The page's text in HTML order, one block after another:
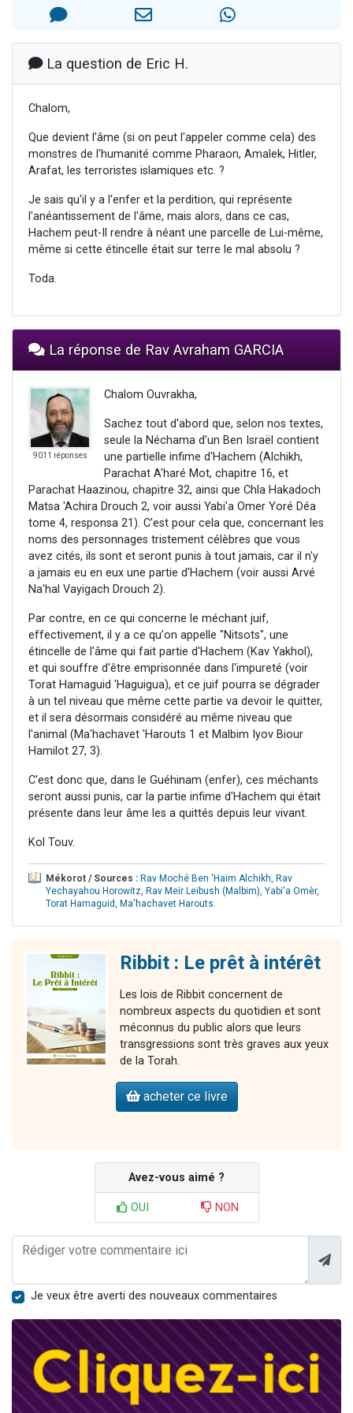
Il reste 49 places pour étudier en groupe sur Zoom
2 personnes viennent de nous rejoindre sur WhatsApp
La question de Eric H.
Chalom,
Que devient l'âme (si on peut l'appeler comme cela) des
monstres de l'humanité comme Pharaon, Amalek, Hitler,
Arafat, les terroristes islamiques etc. ?
Je sais qu'il y a l'enfer et la perdition, qui représente
l'anéantissement de l'âme, mais alors, dans ce cas,
Hachem peut-Il rendre à néant une parcelle de Lui-même,
même si cette étincelle était sur terre le mal absolu ?
Toda.
La réponse de Rav Avraham GARCIA
9011 réponses
Chalom Ouvrakha,
Sachez tout d'abord que, selon nos textes,
seule la Néchama d'un Ben Israël contient
une partielle infime d'Hachem (Alchikh,
Parachat A'haré Mot, chapitre 16, et
Parachat Haazinou, chapitre 32, ainsi que Chla Hakadoch
Matsa 'Achira Drouch 2, voir aussi Yabi'a Omer Yoré Déa
tome 4, responsa 21). C'est pour cela que, concernant les
noms des personnages tristement célèbres que vous
avez cités, ils sont et seront punis à tout jamais, car il n'y
a jamais eu en eux une partie d'Hachem (voir aussi Arvé
Na'hal Vayigach Drouch 2).
Par contre, en ce qui concerne le méchant juif,
effectivement, il y a ce qu'on appelle "Nitsots", une
étincelle de l'âme qui fait partie d'Hachem (Kav Yakhol),
et qui souffre d'être emprisonnée dans l'impureté (voir
Torat Hamaguid 'Haguigua), et ce juif pourra se dégrader
à un tel niveau que même cette partie va devoir le quitter,
et il sera désormais considéré au même niveau que
l'animal (Ma'hachavet 'Harouts 1 et Malbim Iyov Biour
Hamilot 27, 3).
C'est donc que, dans le Guéhinam (enfer), ces méchants
seront aussi punis, car la partie infime d'Hachem qui était
présente dans leur âme les a quittés depuis leur vivant.
Kol Touv.
Mékorot / Sources : Rav Moché Ben 'Haïm Alchikh, Rav
Yechayahou Horowitz, Rav Meïr Leibush (Malbim), Yabi'a Omèr,
Torat Hamaguid, Ma'hachavet Harouts.
Ribbit : Le prêt à intérêt
Les lois de Ribbit concernent de
nombreux aspects du quotidien et sont
méconnus du public alors que leurs
transgressions sont très graves aux yeux
de la Torah.
acheter ce livre
Avez-vous aimé ?
OUI NON
Je veux être averti des nouveaux commentaires